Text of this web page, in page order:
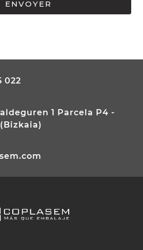
022
1 Parcela P4 -